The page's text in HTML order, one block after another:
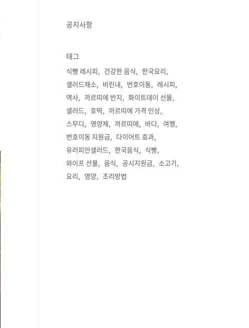
공지사항
태그
식빵 레시피 건강한 음식
한국요리
샐러드채소
비린내 번호이동
레시피
역사
까르띠에 반지
화이트데이 선물
샐러드
호떡
까르띠에 가격 인상
스무디
영양제 까르띠에 바다
여행
번호이동 지원금
다이어트 효과
유러피안샐러드
한국음식
식빵
와이프 선물
음식 공시지원금
소고기
요리
영양 조리방법